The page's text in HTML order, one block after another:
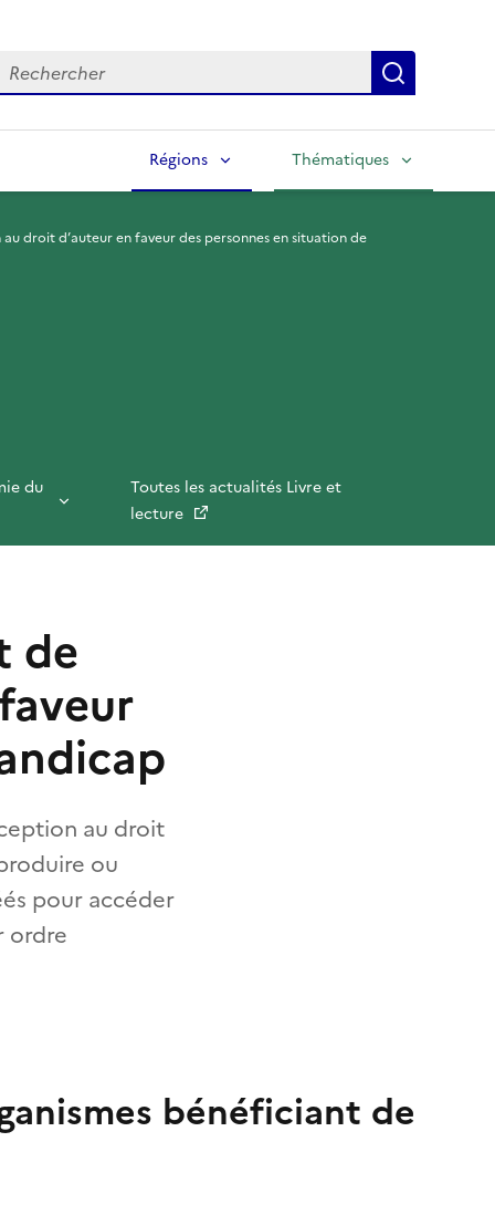
Régions Thématiques
droit d’auteur en faveur des personnes en situation de
du
Toutes les actualités Livre et
lecture
de
au droit
ou
pour accéder
ordre
bénéficiant de